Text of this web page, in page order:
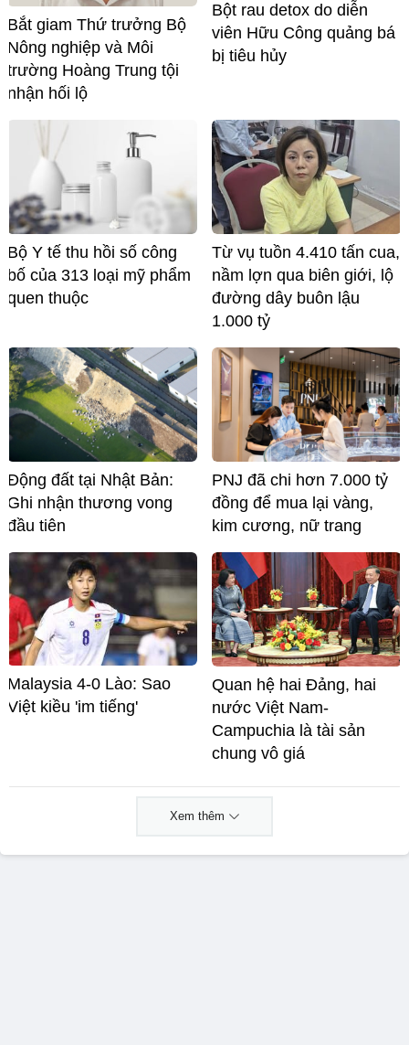
Bắt giam Thứ trưởng Bộ
Nông nghiệp và Môi
trường Hoàng Trung tội
nhận hối lộ
Bột rau detox do diễn
viên Hữu Công quảng bá
bị tiêu hủy
Bộ Y tế thu hồi số công
bố của 313 loại mỹ phẩm
quen thuộc
Từ vụ tuồn 4.410 tấn cua,
nầm lợn qua biên giới, lộ
đường dây buôn lậu
1.000 tỷ
Động đất tại Nhật Bản:
Ghi nhận thương vong
đầu tiên
PNJ đã chi hơn 7.000 tỷ
đồng để mua lại vàng,
kim cương, nữ trang
Malaysia 4-0 Lào: Sao
Việt kiều 'im tiếng'
Quan hệ hai Đảng, hai
nước Việt Nam-
Campuchia là tài sản
chung vô giá ​
Xem thêm